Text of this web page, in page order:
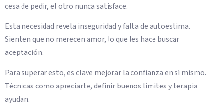
cesa de pedir, el otro nunca satisface.
Esta necesidad revela inseguridad y falta de autoestima.
Sienten que no merecen amor, lo que les hace buscar
aceptación.
Para superar esto, es clave mejorar la confianza en sí mismo.
Técnicas como apreciarte, definir buenos límites y terapia
ayudan.